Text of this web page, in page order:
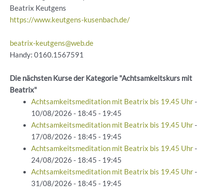
Beatrix Keutgens
https://www.keutgens-kusenbach.de/
beatrix-keutgens@web.de
Handy: 0160.1567591
Die nächsten Kurse der Kategorie "Achtsamkeitskurs mit
Beatrix"
Achtsamkeitsmeditation mit Beatrix bis 19.45 Uhr-
10/08/2026 - 18:45 - 19:45
Achtsamkeitsmeditation mit Beatrix bis 19.45 Uhr-
17/08/2026 - 18:45 - 19:45
Achtsamkeitsmeditation mit Beatrix bis 19.45 Uhr-
24/08/2026 - 18:45 - 19:45
Achtsamkeitsmeditation mit Beatrix bis 19.45 Uhr-
31/08/2026 - 18:45 - 19:45